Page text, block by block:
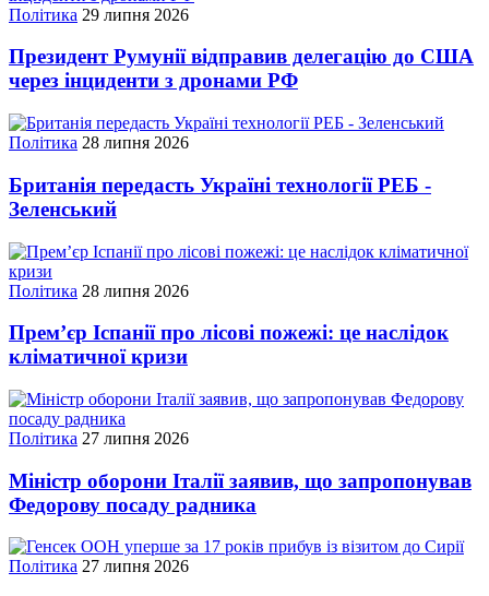
Політика 29 липня 2026
Президент Румунії відправив делегацію до США
через інциденти з дронами РФ
Політика 28 липня 2026
Британія передасть Україні технології РЕБ -
Зеленський
Політика 28 липня 2026
Прем’єр Іспанії про лісові пожежі: це наслідок
кліматичної кризи
Політика 27 липня 2026
Міністр оборони Італії заявив, що запропонував
Федорову посаду радника
Політика 27 липня 2026